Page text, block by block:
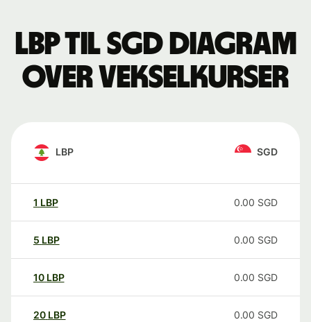
LBP til SGD Diagram
over vekselkurser
LBP SGD
1 LBP 0.00 SGD
5 LBP 0.00 SGD
10 LBP 0.00 SGD
20 LBP 0.00 SGD